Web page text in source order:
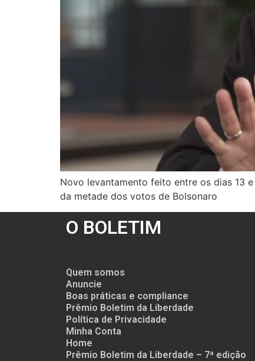
Novo levantamento feito entre os dias 13
da metade dos votos de Bolsonaro
O BOLETIM
Quem somos
Anuncie
Boas práticas e compliance
Prêmio Boletim da Liberdade
Política de Privacidade
Minha Conta
Home
Prêmio Boletim da Liberdade – 7ª edição